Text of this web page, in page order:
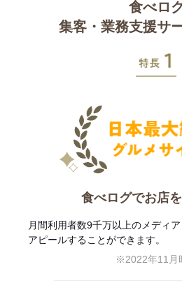
食べロ
集客・業務支援サ
食べログでお店
月間利用者数9千万以上のメディ
アピールすることができます。
※2022年11月